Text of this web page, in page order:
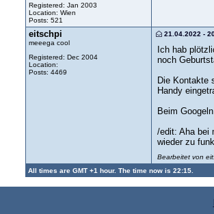
Registered: Jan 2003
Location: Wien
Posts: 521
eitschpi
meeega cool
Registered: Dec 2004
Location:
Posts: 4469
21.04.2022 -
Ich hab
noch
Die Kontakte
Handy
Beim
/edit: Aha bei
wieder zu
Bearbeitet von
All times are GMT +1 hour. The time now is 22:15.